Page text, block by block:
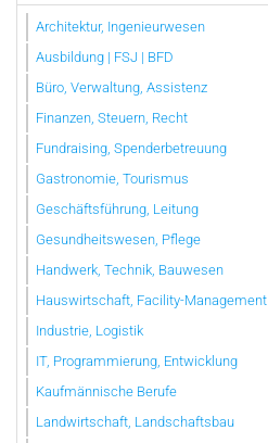
Architektur, Ingenieurwesen
Ausbildung | FSJ | BFD
Büro, Verwaltung, Assistenz
Finanzen, Steuern, Recht
Fundraising, Spenderbetreuung
Gastronomie, Tourismus
Geschäftsführung, Leitung
Gesundheitswesen, Pflege
Handwerk, Technik, Bauwesen
Hauswirtschaft, Facility-Management
Industrie, Logistik
IT, Programmierung, Entwicklung
Kaufmännische Berufe
Landwirtschaft, Landschaftsbau